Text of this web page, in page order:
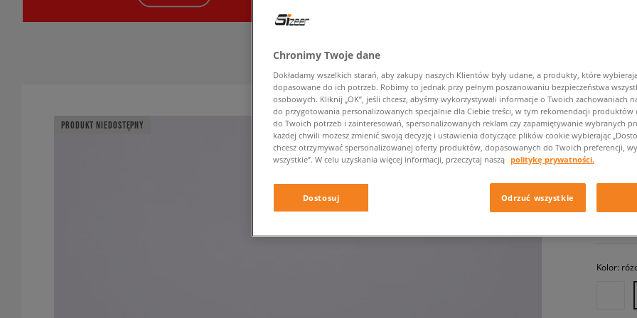
PRODUKT NIEDOSTĘPNY
damskie,
99,99
Kolor:
Chronimy Twoje dane
Dokładamy wszelkich starań, aby zakupy naszych Klientów były udane, a produkty, które
dopasowane do ich potrzeb. Robimy to jednak przy pełnym poszanowaniu bezpieczeństwa
osobowych. Kliknij „OK”, jeśli chcesz, abyśmy wykorzystywali informacje o Twoich zachowaniach
do przygotowania personalizowanych specjalnie dla Ciebie treści, w tym rekomendacji produktów
do Twoich potrzeb i zainteresowań, spersonalizowanych reklam czy zapamiętywanie wybranych
każdej chwili możesz zmienić swoją decyzję i ustawienia dotyczące plików cookie wybierając
chcesz otrzymywać spersonalizowanej oferty produktów, dopasowanych do Twoich preferencji,
wszystkie”. W celu uzyskania więcej informacji, przeczytaj naszą politykę prywatności.
Dostosuj Odrzuć wszystkie